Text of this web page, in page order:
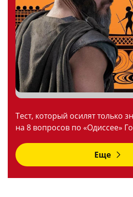
Тест, который осилят только
на 8 вопросов по «Одиссее»
Еще